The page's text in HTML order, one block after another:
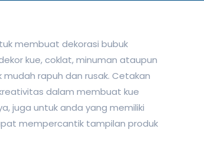
membuat dekorasi bubuk
kue, coklat, minuman ataupun
rapuh dan rusak. Cetakan
dalam membuat kue
juga untuk anda yang memiliki
mempercantik tampilan produk